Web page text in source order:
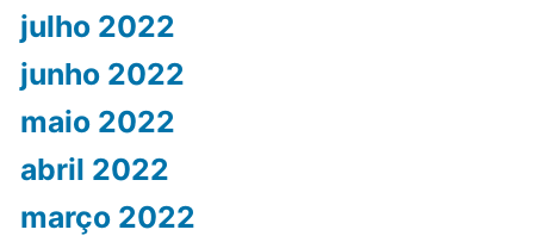
julho 2022
junho 2022
maio 2022
abril 2022
março 2022